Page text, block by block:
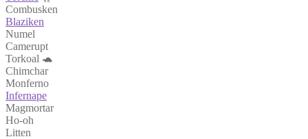
Combusken
Blaziken
Numel
Camerupt
Torkoal 🐢
Chimchar
Monferno
Infernape
Magmortar
Ho-oh
Litten